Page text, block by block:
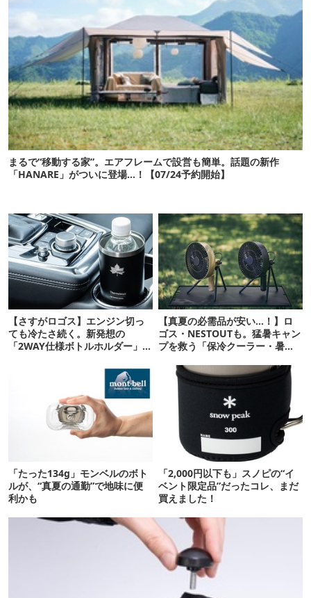
まるで“移動する家”。エアフレームで設営も簡単。話題の新作
「HANARE」がついに登場…！【07/24予約開始】
【さすがロゴス】エンジン切っ
ても冷たさ続く。新発想の
「2WAY仕様ボトルホルダー」が
【真夏の必需品が安い…！】ロ
ゴス・NESTOUTも。猛暑キャン
プを救う「保冷クーラー・暑さ
「たった134g」モンベルのボト
ルが、“真夏の通勤”で地味に便
利かも
「2,000円以下も」スノピの“イ
ベント限定品”だったコレ、まだ
買えました！